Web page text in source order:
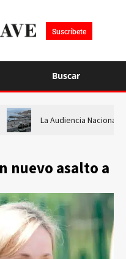
Suscríbete
Buscar
La Audiencia Nacional
nuevo asalto a